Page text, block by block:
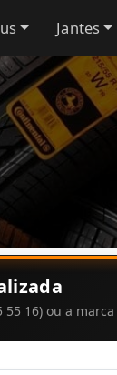
Jantes
16) ou a